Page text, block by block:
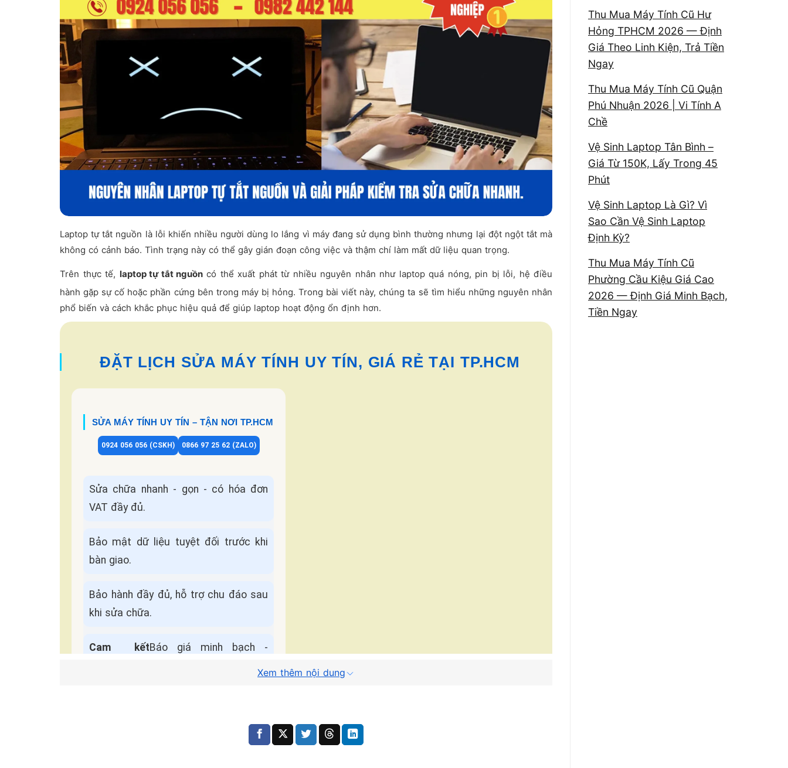
Laptop tự tắt nguồn là lỗi khiến nhiều người dùng lo lắng vì máy đang sử dụng bình thường nhưng lại đột ngột tắt mà
không có cảnh báo. Tình trạng này có thể gây gián đoạn công việc và thậm chí làm mất dữ liệu quan trọng.
Trên thực tế, laptop tự tắt nguồncó thể xuất phát từ nhiều nguyên nhân như laptop quá nóng, pin bị lỗi, hệ điều
hành gặp sự cố hoặc phần cứng bên trong máy bị hỏng. Trong bài viết này, chúng ta sẽ tìm hiểu những nguyên nhân
phổ biến và cách khắc phục hiệu quả để giúp laptop hoạt động ổn định hơn.
ĐẶT LỊCH SỬA MÁY TÍNH UY TÍN, GIÁ RẺ TẠI TP.HCM
SỬA MÁY TÍNH UY TÍN – TẬN NƠI TP.HCM
0924 056 056 (CSKH) 0866 97 25 62 (ZALO)
Sửa chữa nhanh - gọn - có hóa đơn
VAT đầy đủ.
Bảo mật dữ liệu tuyệt đối trước khi
bàn giao.
Bảo hành đầy đủ, hỗ trợ chu đáo sau
khi sửa chữa.
Cam kếtBáo giá minh bạch -
5 phút .
Xem thêm nội dung
Thu Mua Máy Tính Cũ Hư
Hỏng TPHCM 2026 — Định
Giá Theo Linh Kiện, Trả Tiền
Ngay
Thu Mua Máy Tính Cũ Quận
Phú Nhuận 2026 | Vi Tính A
Chề
Vệ Sinh Laptop Tân Bình –
Giá Từ 150K, Lấy Trong 45
Phút
Vệ Sinh Laptop Là Gì? Vì
Sao Cần Vệ Sinh Laptop
Định Kỳ?
Thu Mua Máy Tính Cũ
Phường Cầu Kiệu Giá Cao
2026 — Định Giá Minh Bạch,
Tiền Ngay